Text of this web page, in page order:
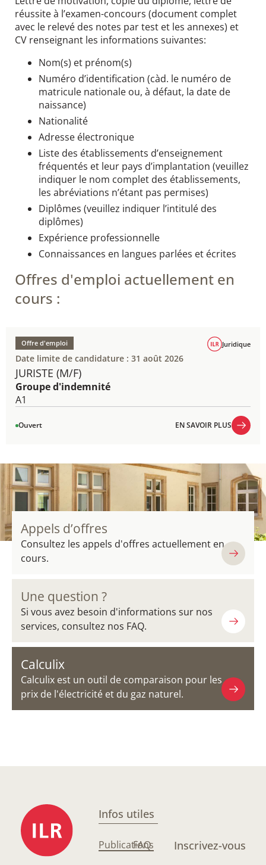
réussite à l’examen-concours (document complet
avec le relevé des notes par test et les annexes) et
CV renseignant les informations suivantes:
Nom(s) et prénom(s)
Numéro d’identification (càd. le numéro de
matricule nationale ou, à défaut, la date de
naissance)
Nationalité
Adresse électronique
Liste des établissements d’enseignement
fréquentés et leur pays d’implantation (veuillez
indiquer le nom complet des établissements,
les abréviations n’étant pas permises)
Diplômes (veuillez indiquer l’intitulé des
diplômes)
Expérience professionnelle
Connaissances en langues parlées et écrites
Offres d'emploi actuellement en
cours :
JURISTE (M/F)
Groupe d'indemnité
A1
Offre d'emploi Juridique
Date limite de candidature : 31 août 2026
Ouvert
EN SAVOIR PLUS
Appels d’offres
Consultez les appels d'offres actuellement en
cours.
Une question ?
Si vous avez besoin d'informations sur nos
services, consultez nos FAQ.
Calculix
Calculix est un outil de comparaison pour les
prix de l'électricité et du gaz naturel.
Infos utiles
Publications
FAQ Inscrivez-vous